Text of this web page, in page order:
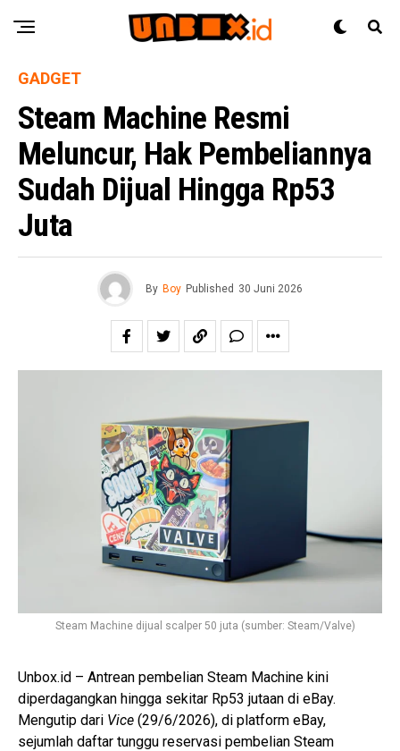
GADGET
Steam Machine Resmi
Meluncur, Hak Pembeliannya
Sudah Dijual Hingga Rp53
Juta
By Boy Published 30 Juni 2026
Steam Machine dijual scalper 50 juta (sumber: Steam/Valve)
Unbox.id – Antrean pembelian Steam Machine kini
diperdagangkan hingga sekitar Rp53 jutaan di eBay.
Mengutip dari Vice (29/6/2026), di platform eBay,
sejumlah daftar tunggu reservasi pembelian Steam